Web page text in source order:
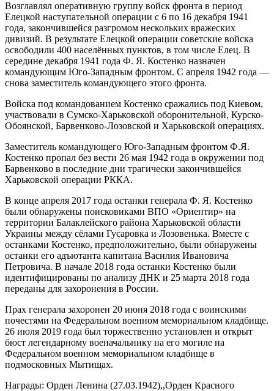
Возглавлял оперативную группу войск фронта в период
Елецкой наступательной операции с 6 по 16 декабря 1941
года, закончившейся разгромом нескольких вражеских
дивизий. В результате Елецкой операции советские войска
освободили 400 населённых пунктов, в том числе Елец. В
середине декабря 1941 года Ф. Я. Костенко назначен
командующим Юго-Западным фронтом. С апреля 1942 года —
снова заместитель командующего этого фронта.
Войска под командованием Костенко сражались под Киевом,
участвовали в Сумско-Харьковской оборонительной, Курско-
Обоянской, Барвенково-Лозовской и Харьковской операциях.
Заместитель командующего Юго-Западным фронтом Ф.Я.
Костенко пропал без вести 26 мая 1942 года в окружении под
Барвенково в последние дни трагически закончившейся
Харьковской операции РККА.
В конце апреля 2017 года останки генерала Ф. Я. Костенко
были обнаружены поисковиками ВПО «Ориентир» на
территории Балаклейского района Харьковской области
Украины между сёлами Гусаровка и Лозовенька. Вместе с
останками Костенко, предположительно, были обнаружены
останки его адъютанта капитана Василия Ивановича
Петровича. В начале 2018 года останки Костенко были
идентифицированы по анализу ДНК и 25 марта 2018 года
переданы для захоронения в России.
Прах генерала захоронен 20 июня 2018 года с воинскими
почестями на Федеральном военном мемориальном кладбище.
26 июля 2019 года был торжественно установлен и открыт
бюст легендарному военачальнику на его могиле на
Федеральном военном мемориальном кладбище в
подмосковных Мытищах.
Награды: Орден Ленина (27.03.1942),,Орден Красного